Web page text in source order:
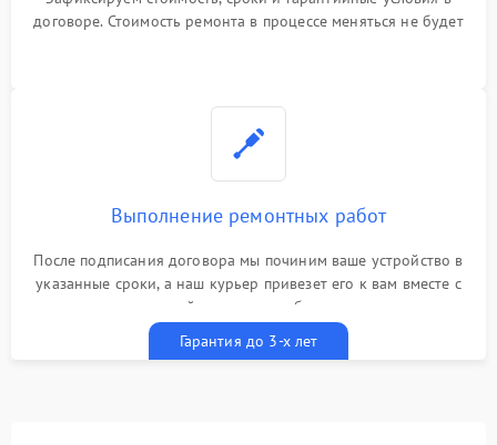
договоре. Стоимость ремонта в процессе меняться не будет
Выполнение ремонтных работ
После подписания договора мы починим ваше устройство в
указанные сроки, а наш курьер привезет его к вам вместе с
гарантийным талоном бесплатно
Гарантия до 3-х лет